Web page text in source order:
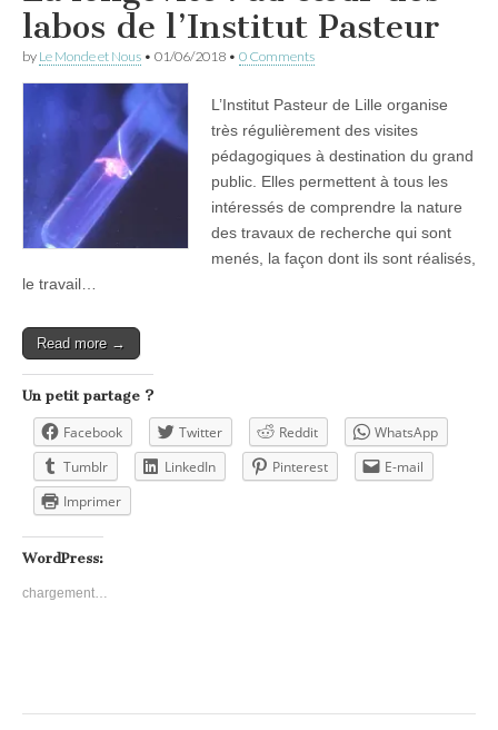
labos de l’Institut Pasteur
by Le Monde et Nous • 01/06/2018 • 0 Comments
L’Institut Pasteur de Lille organise
très régulièrement des visites
pédagogiques à destination du grand
public. Elles permettent à tous les
intéressés de comprendre la nature
des travaux de recherche qui sont
menés, la façon dont ils sont réalisés,
le travail…
Read more →
Un petit partage ?
Facebook Twitter Reddit
WhatsApp
Tumblr
LinkedIn Pinterest
E-mail
Imprimer
WordPress:
chargement…